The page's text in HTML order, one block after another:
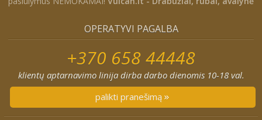
OPERATYVI PAGALBA
+370 658 44448
klientų aptarnavimo linija dirba darbo dienomis 10-18 val.
palikti pranešimą